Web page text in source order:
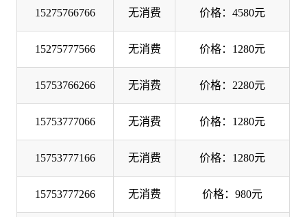
15275766766 无消费 价格：4580元
15275777566 无消费 价格：1280元
15753766266 无消费 价格：2280元
15753777066 无消费 价格：1280元
15753777166 无消费 价格：1280元
15753777266 无消费 价格：980元